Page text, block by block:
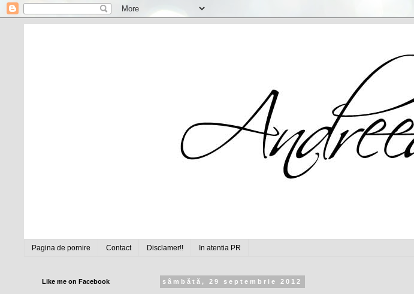
Pagina de pornire Contact Disclamer!! In atentia PR
sâmbătă, 29 septembrie 2012
Like me on Facebook